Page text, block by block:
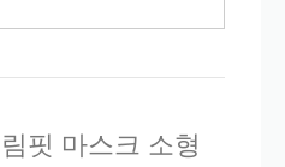
핏 마스크 소형